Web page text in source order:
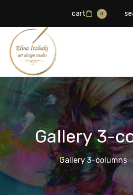
0
cart
Gallery 3-
Gallery 3-columns